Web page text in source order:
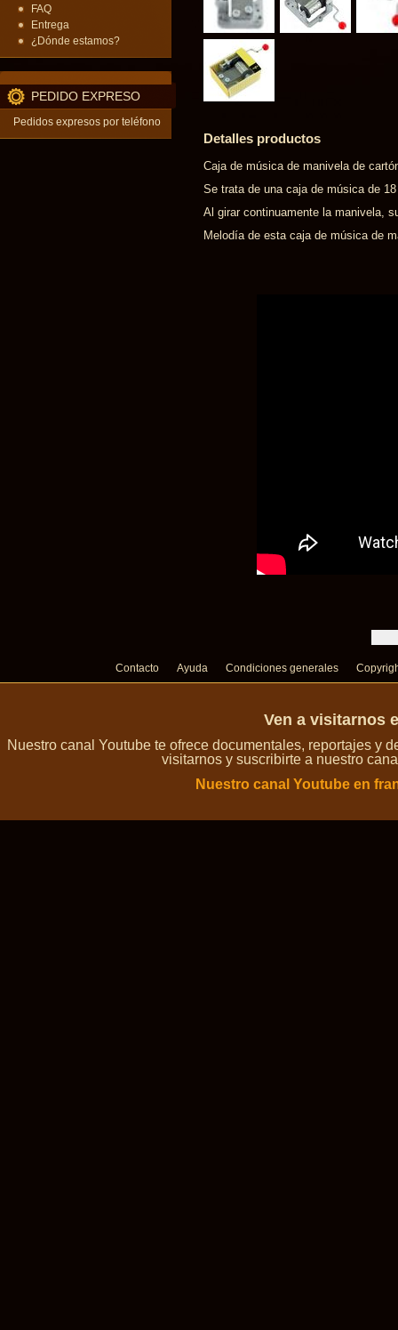
FAQ
Entrega
¿Dónde estamos?
PEDIDO EXPRESO
Pedidos expresos por teléfono
Detalles productos
Caja de música de manivela de
Se trata de una caja de música de
Al girar continuamente la manivela,
Melodía de esta caja de música de
Contacto Ayuda Condiciones generales
Ven a visitarnos
Nuestro canal Youtube te ofrece documentales, reportajes y
visitarnos y suscribirte a nuestro
Nuestro canal Youtube en